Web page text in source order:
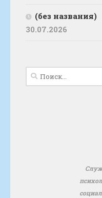
(без названия)
30.07.2026
Найти: